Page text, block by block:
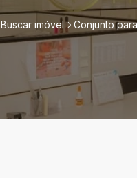
Buscar imóvel Conjunto